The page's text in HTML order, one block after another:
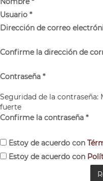
Usuario *
Dirección de correo
Confirme la dirección de
Contraseña *
Seguridad de la contraseña:
fuerte
Confirme la contraseña *
Estoy de acuerdo con
Estoy de acuerdo con